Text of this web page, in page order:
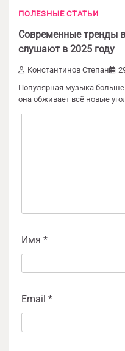
ПОЛЕЗНЫЕ СТАТЬИ
Современные тренды
слушают в 2025 году
Константинов Степан
Популярная музыка
она обживает всё новые
Добавить
Ваш адрес email не
Обязательные поля
Имя *
Email *